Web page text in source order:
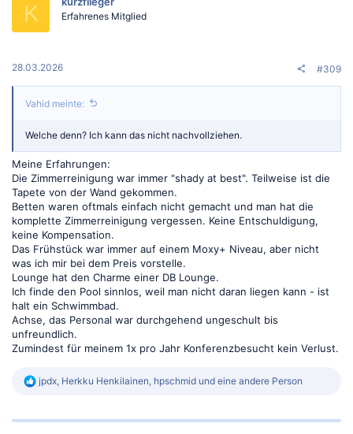
K Erfahrenes Mitglied
28.03.2026 #309
Vahid meinte:
Welche denn? Ich kann das nicht nachvollziehen.
Meine Erfahrungen:
Die Zimmerreinigung war immer "shady at best". Teilweise ist die
Tapete von der Wand gekommen.
Betten waren oftmals einfach nicht gemacht und man hat die
komplette Zimmerreinigung vergessen. Keine Entschuldigung,
keine Kompensation.
Das Frühstück war immer auf einem Moxy+ Niveau, aber nicht
was ich mir bei dem Preis vorstelle.
Lounge hat den Charme einer DB Lounge.
Ich finde den Pool sinnlos, weil man nicht daran liegen kann - ist
halt ein Schwimmbad.
Achse, das Personal war durchgehend ungeschult bis
unfreundlich.
Zumindest für meinem 1x pro Jahr Konferenzbesucht kein Verlust.
R
k
jpdx, Herkku Henkilainen, hpschmid und eine andere Person